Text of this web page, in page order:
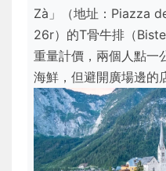
Zà」（地址：Piazza
26r）的T骨牛排（
重量計價，兩個人點一
海鮮，但避開廣場邊的